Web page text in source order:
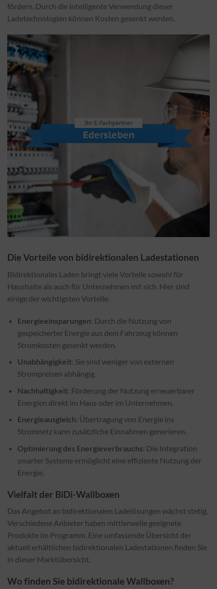
fördern. Durch die intelligente Verwendung dieser
Ladetechnologien können Kosten gesenkt werden.
Die Vorteile von bidirektionalen Ladestationen
Bidirektionales Laden bringt viele Vorteile sowohl für
Haushalte als auch für Unternehmen mit sich. Hier sind
einige der wichtigsten Vorteile:
Energieeinsparungen: Durch die Nutzung von
gespeicherter Energie aus dem Fahrzeug können
Stromkosten gesenkt werden.
Unabhängigkeit: Sie sind weniger von externen
Strompreisen abhängig.
Nachhaltigkeit: Förderung der Nutzung erneuerbarer
Energien direkt im Haus oder im Unternehmen.
Energieausgleich: Übertragung von Energie ins
Stromnetz kann zusätzliche Einnahmen generieren.
Optimierung des Energieverbrauchs: Die Integration
smarter Systeme ermöglicht eine effiziente Nutzung der
Energie.
Vielfalt der BiDi-Wallboxen
Das Angebot an bidirektionalen Ladelösungen wächst stetig.
Verschiedene Anbieter haben mittlerweile geeignete
Produkte im Programm. Eine umfassende Übersicht der
aktuell erhältlichen bidirektionalen Ladestationen finden Sie
in dieser Marktübersicht.
Wo finden Sie bidirektionale Wallboxen?